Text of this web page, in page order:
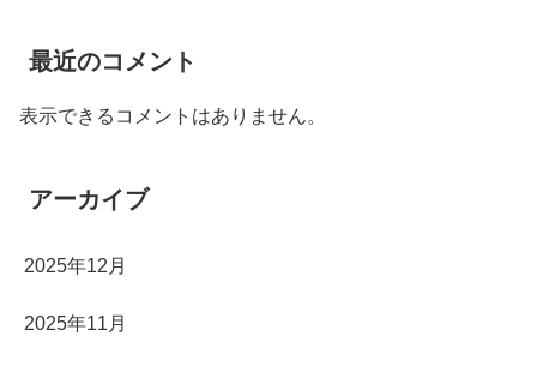
最近のコメント
表示できるコメントはありません。
アーカイブ
2025年12月
2025年11月